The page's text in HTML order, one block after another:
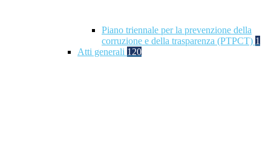
Piano triennale per la prevenzione della
corruzione e della trasparenza (PTPCT) 1
Atti generali 120